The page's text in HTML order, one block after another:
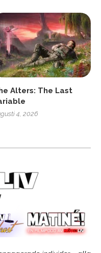
Alters: The Last
4, 2026